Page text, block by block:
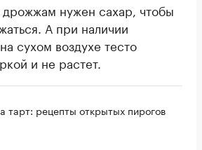
дрожжам нужен сахар, чтобы
А при наличии
сухом воздухе тесто
и не растет.
тарт: рецепты открытых пирогов